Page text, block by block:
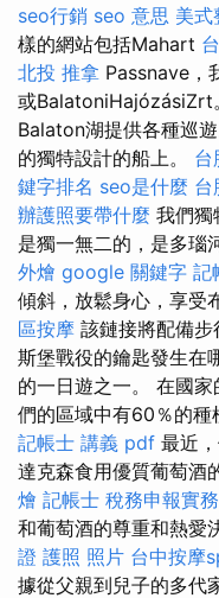
seo行銷 seo 意思 美式
樣的網站包括Mahart
北投 推拿 Passnave，
或BalatoniHajózásiZrt
Balaton湖提供各種巡
的獨特設計的船上。 台
鍵字排名 seo是什麼 台
辦護照要帶什麼 我們獨
是獨一無二的，是多瑙
外燴 google 關鍵字 記
傾斜，放鬆身心，享受
區按摩 該鏈接將配備
斯堡戰役的鑰匙發生在
的一日遊之一。 在國
們的區域中有60％的種
記帳士 講義 pdf 最近
達克森食用優質葡萄酒
燴 記帳士 稅務申報實務
和葡萄酒的尊重和熱愛
證 護照 照片 台中按摩
據從父親到兒子的多代